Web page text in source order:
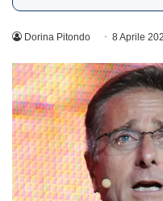
Dorina Pitondo 8 Aprile